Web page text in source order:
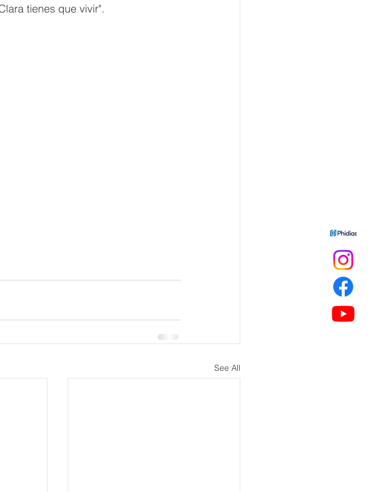
tienes que vivir".
See All